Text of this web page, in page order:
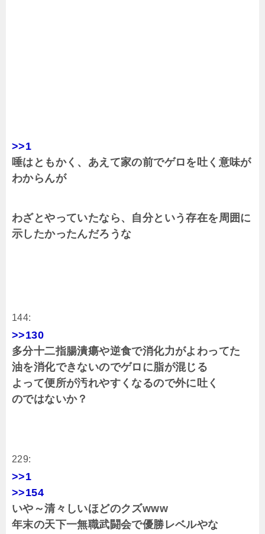
>>1
唾はともかく、あえて家の前でゲロを吐く意味が
わからんが
わざとやっていたなら、自分という存在を周囲に
示したかったんだろうな
144:
>>130
多分十二指腸潰瘍や逆食で消化力がよわってた
油を消化できないのでゲロに脂が混じる
よって便所が汚れやすくなるので外に吐く
のではないか？
229:
>>1
>>154
いや～清々しいほどのクズwww
年末の天下一無職武闘会で優勝レベルやな